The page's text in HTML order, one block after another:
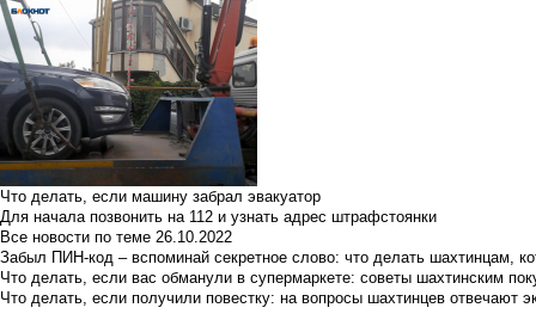
Что делать, если машину забрал эвакуатор
Для начала позвонить на 112 и узнать адрес штрафстоянки
Все новости по теме 26.10.2022
Забыл ПИН-код – вспоминай секретное слово: что делать шахтинцам,
Что делать, если вас обманули в супермаркете: советы шахтинским
Что делать, если получили повестку: на вопросы шахтинцев отвечают